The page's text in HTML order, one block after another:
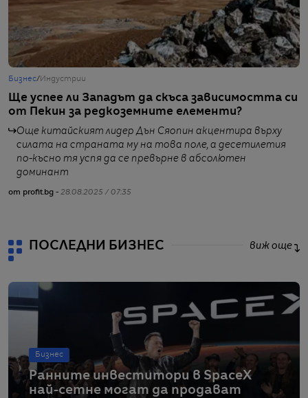
Бизнес/Индустрии
Ще успее ли Западът да скъса зависимостта си
от Пекин за редкоземните елементи?
Още китайският лидер Дън Сяопин акцентира върху
силата на страната му на това поле, а десетилетия
по-късно тя успя да се превърне в абсолютен
доминант
от profit.bg - 28.08.2025 / 07:35
ПОСЛЕДНИ БИЗНЕС виж още
Бизнес
Ранните инвеститори в SpaceX
най-сетне могат да продават